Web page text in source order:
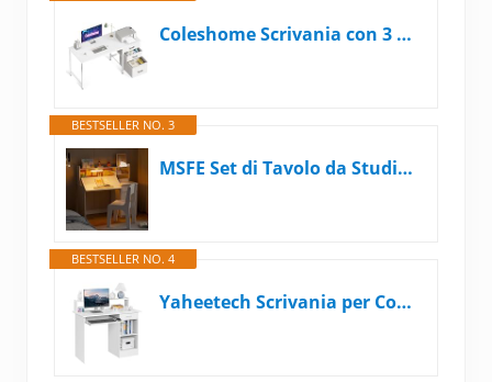
Coleshome Scrivania con 3 Cassetti in Tessuto, 120x48cm Scrivania Salvaspazio con Portacuffie, Bianco Scrivania Computer Reversibile per Piccolo Ufficio in Casa
BESTSELLER NO. 3
MSFE Set di Tavolo da Studio per Bambini, sedia scrivania bambini con vassoio inclinato 0-40° e Luce Tricolor, Set di Tavolo da Studio con Spazio di Archiviazione e Bacheca,Banco Scuola per Bambinis
BESTSELLER NO. 4
Yaheetech Scrivania per Computer Bianco Tavolo per PC da Studio con Cassetto Scrittoio con Libreria da Ufficio Salvaspazio Cameretta 106 x 50 x 94 cm